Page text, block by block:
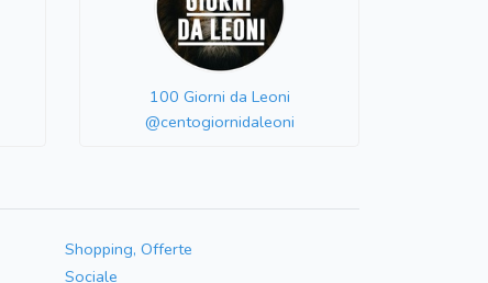
100 Giorni da Leoni
@centogiornidaleoni
Shopping, Offerte
Sociale